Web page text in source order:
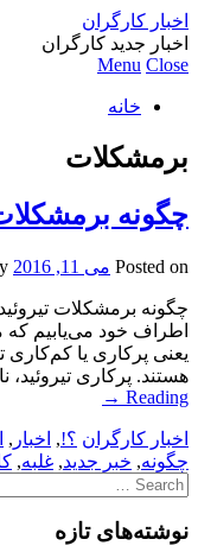
اخبار کارگران
اخبار جدید کارگران
Menu Close
خانه
برمشکلات
چگونه
Posted on می 11, 2016
چگونه برمشکلات
اطراف خود می‌یابیم که
یعنی پرکاری یا کم‌کاری
هستند. پرکاری
Reading
→
اخبار کارگران ؟!, اخبار ,
چگونه, خبر جدید, غلبه,
Search
for:
نوشته‌های تازه